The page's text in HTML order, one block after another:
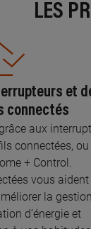
LES
et
connectés
aux
connectées, ou
+ Control.
vous aident
la
d’énergie et